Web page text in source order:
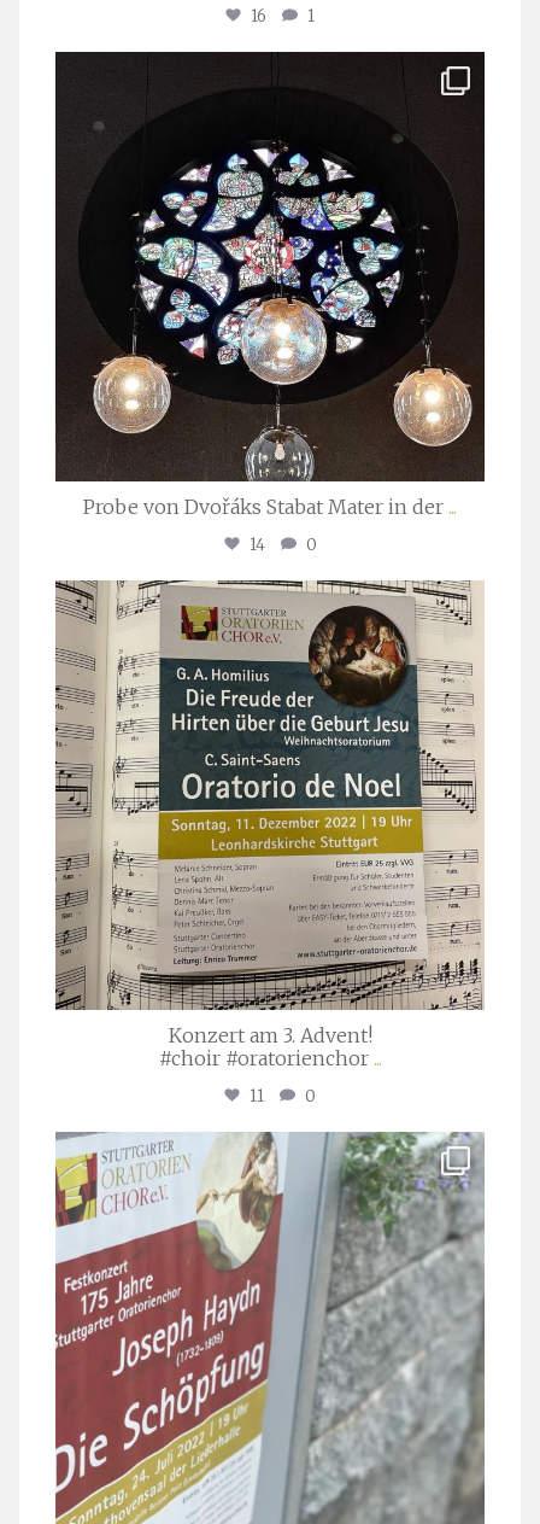
16 1
Apr. 1
Probe von Dvořáks Stabat Mater in der ...
14 0
stuttgarter_oratorienchor
Nov. 29
Konzert am 3. Advent!
#choir #oratorienchor ...
11 0
stuttgarter_oratorienchor
Juli 23